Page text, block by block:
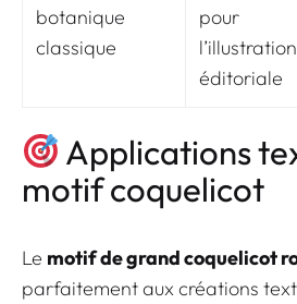
botanique
classique
pour
l’illustration
éditoriale
Applications
motif coquelicot
Le motif de grand coquelicot
parfaitement aux créations